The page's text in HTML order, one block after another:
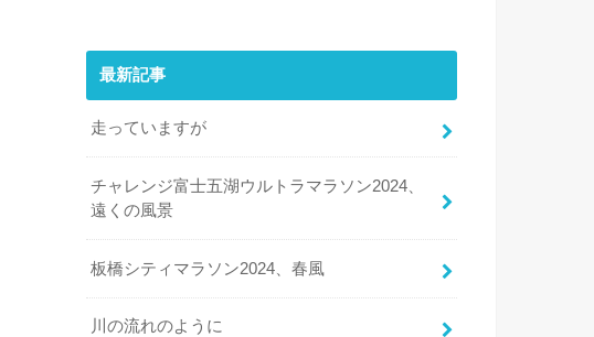
最新記事
走っていますが
チャレンジ富士五湖ウルトラマラソン2024、
遠くの風景
板橋シティマラソン2024、春風
川の流れのように